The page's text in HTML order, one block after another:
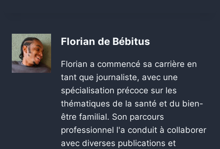
Florian de Bébitus
Florian a commencé sa carrière en
tant que journaliste, avec une
spécialisation précoce sur les
thématiques de la santé et du bien-
être familial. Son parcours
professionnel l'a conduit à collaborer
avec diverses publications et